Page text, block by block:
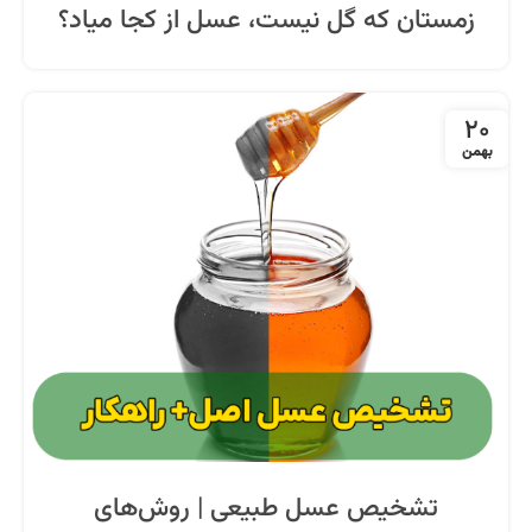
زمستان که گل نیست، عسل از کجا میاد؟
20
بهمن
تشخیص عسل طبیعی | روش‌های